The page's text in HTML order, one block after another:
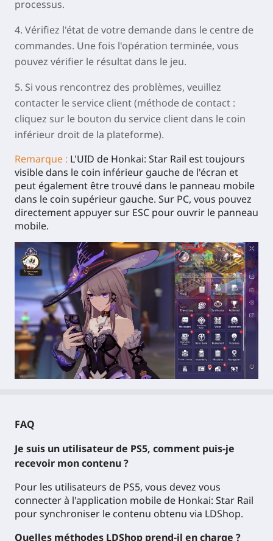
processus.
4. Vérifiez l'état de votre demande dans le centre de
commandes. Une fois l'opération terminée, vous
pouvez vérifier le résultat dans le jeu.
5. Si vous rencontrez des problèmes, veuillez
contacter le service client (méthode de contact :
cliquez sur le bouton du service client dans le coin
inférieur droit de la plateforme).
Remarque : L'UID de Honkai: Star Rail est toujours
visible dans le coin inférieur gauche de l'écran et
peut également être trouvé dans le panneau mobile
dans le coin supérieur gauche. Sur PC, vous pouvez
directement appuyer sur ESC pour ouvrir le panneau
mobile.
FAQ
Je suis un utilisateur de PS5, comment puis-je
recevoir mon contenu ?
Pour les utilisateurs de PS5, vous devez vous
connecter à l'application mobile de Honkai: Star Rail
pour synchroniser le contenu obtenu via LDShop.
Quelles méthodes LDShop prend-il en charge ?